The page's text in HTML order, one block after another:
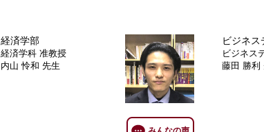
経済学部
経済学科 准教授
内山 怜和 先生
ビジネス
ビジネス
藤田 勝利